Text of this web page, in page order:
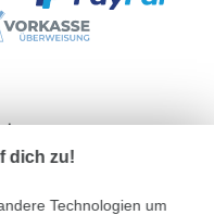
dich zu!
Technologien um